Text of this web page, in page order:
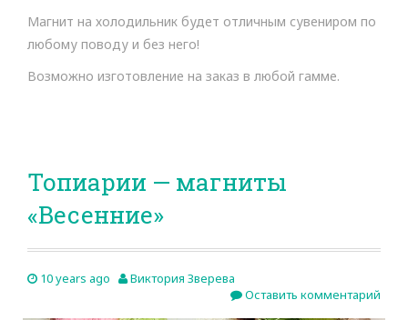
Магнит на холодильник будет отличным сувениром по
любому поводу и без него!
Возможно изготовление на заказ в любой гамме.
Топиарии — магниты
«Весенние»
10 years ago
Виктория Зверева
Оставить комментарий